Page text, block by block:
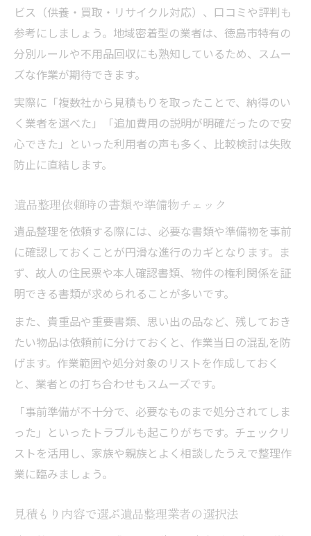
ビス（供養・買取・リサイクル対応）、口コミや評判も
参考にしましょう。地域密着型の業者は、徳島市特有の
分別ルールや不用品回収にも熟知しているため、スムー
ズな作業が期待できます。
実際に「複数社から見積もりを取ったことで、納得のい
く業者を選べた」「追加費用の説明が明確だったので安
心できた」といった利用者の声も多く、比較検討は失敗
防止に直結します。
遺品整理依頼時の書類や準備物チェック
遺品整理を依頼する際には、必要な書類や準備物を事前
に確認しておくことが円滑な進行のカギとなります。ま
ず、故人の住民票や本人確認書類、物件の権利関係を証
明できる書類が求められることが多いです。
また、貴重品や重要書類、思い出の品など、残しておき
たい物品は依頼前に分けておくと、作業当日の混乱を防
げます。作業範囲や処分対象のリストを作成しておく
と、業者との打ち合わせもスムーズです。
「事前準備が不十分で、必要なものまで処分されてしま
った」といったトラブルも起こりがちです。チェックリ
ストを活用し、家族や親族とよく相談したうえで整理作
業に臨みましょう。
見積もり内容で選ぶ遺品整理業者の選択法